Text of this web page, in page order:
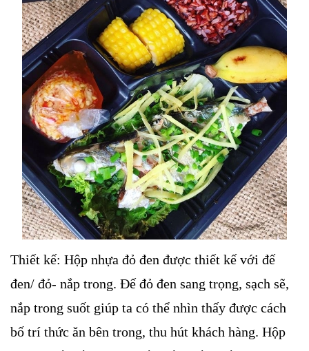
Thiết kế: Hộp nhựa đỏ đen được thiết kế với đế
đen/ đỏ- nắp trong. Đế đỏ đen sang trọng, sạch sẽ,
nắp trong suốt giúp ta có thể nhìn thấy được cách
bố trí thức ăn bên trong, thu hút khách hàng. Hộp